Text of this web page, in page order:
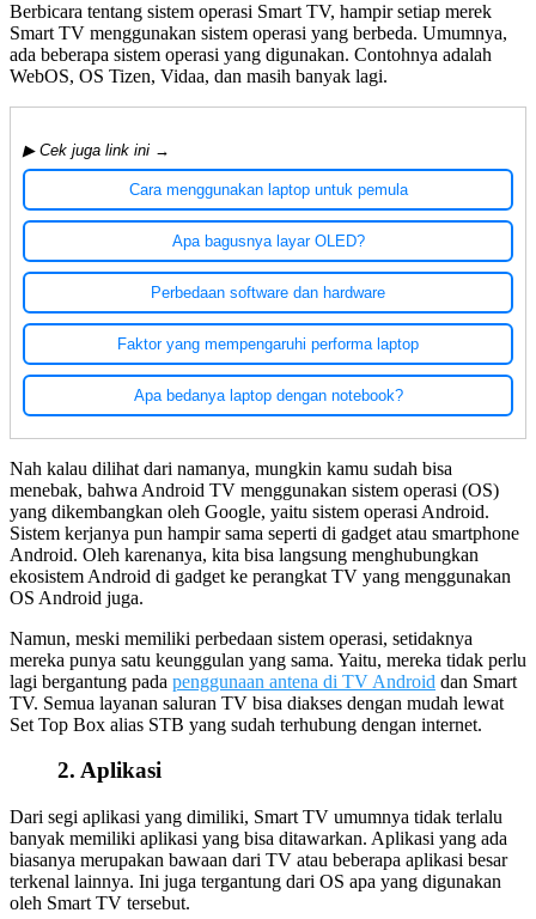
Berbicara tentang sistem operasi Smart TV, hampir setiap merek
Smart TV menggunakan sistem operasi yang berbeda. Umumnya,
ada beberapa sistem operasi yang digunakan. Contohnya adalah
WebOS, OS Tizen, Vidaa, dan masih banyak lagi.
▶ Cek juga link ini →
Cara menggunakan laptop untuk pemula
Apa bagusnya layar OLED?
Perbedaan software dan hardware
Faktor yang mempengaruhi performa laptop
Apa bedanya laptop dengan notebook?
Nah kalau dilihat dari namanya, mungkin kamu sudah bisa
menebak, bahwa Android TV menggunakan sistem operasi (OS)
yang dikembangkan oleh Google, yaitu sistem operasi Android.
Sistem kerjanya pun hampir sama seperti di gadget atau smartphone
Android. Oleh karenanya, kita bisa langsung menghubungkan
ekosistem Android di gadget ke perangkat TV yang menggunakan
OS Android juga.
Namun, meski memiliki perbedaan sistem operasi, setidaknya
mereka punya satu keunggulan yang sama. Yaitu, mereka tidak perlu
lagi bergantung pada penggunaan antena di TV Android dan Smart
TV. Semua layanan saluran TV bisa diakses dengan mudah lewat
Set Top Box alias STB yang sudah terhubung dengan internet.
2. Aplikasi
Dari segi aplikasi yang dimiliki, Smart TV umumnya tidak terlalu
banyak memiliki aplikasi yang bisa ditawarkan. Aplikasi yang ada
biasanya merupakan bawaan dari TV atau beberapa aplikasi besar
terkenal lainnya. Ini juga tergantung dari OS apa yang digunakan
oleh Smart TV tersebut.